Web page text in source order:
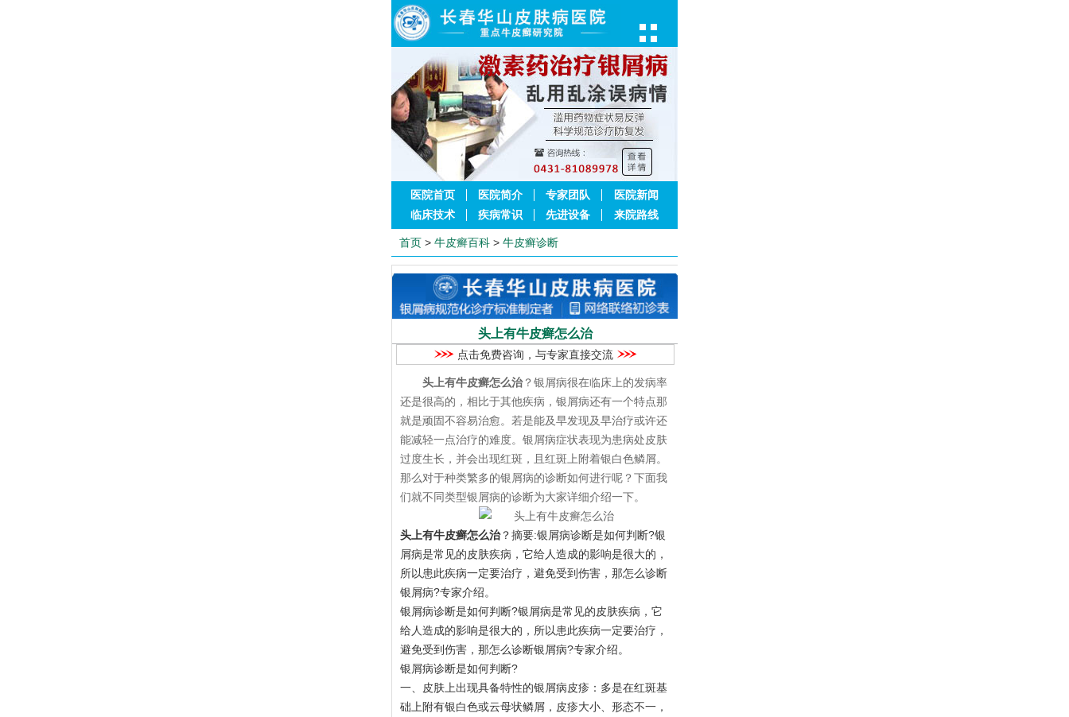
医院首页 医院简介 专家团队
医院新闻
临床技术
疾病常识 先进设备 来院路线
首页 > 牛皮癣百科 > 牛皮癣诊断
头上有牛皮癣怎么治
点击免费咨询，与专家直接交流
头上有牛皮癣怎么治？银屑病很在临床上的发病率
还是很高的，相比于其他疾病，银屑病还有一个特点那
就是顽固不容易治愈。若是能及早发现及早治疗或许还
能减轻一点治疗的难度。银屑病症状表现为患病处皮肤
过度生长，并会出现红斑，且红斑上附着银白色鳞屑。
那么对于种类繁多的银屑病的诊断如何进行呢？下面我
们就不同类型银屑病的诊断为大家详细介绍一下。
头上有牛皮癣怎么治？摘要:银屑病诊断是如何判断?银
屑病是常见的皮肤疾病，它给人造成的影响是很大的，
所以患此疾病一定要治疗，避免受到伤害，那怎么诊断
银屑病?专家介绍。
银屑病诊断是如何判断?银屑病是常见的皮肤疾病，它
给人造成的影响是很大的，所以患此疾病一定要治疗，
避免受到伤害，那怎么诊断银屑病?专家介绍。
银屑病诊断是如何判断?
一、皮肤上出现具备特性的银屑病皮疹：多是在红斑基
础上附有银白色或云母状鳞屑，皮疹大小、形态不一，